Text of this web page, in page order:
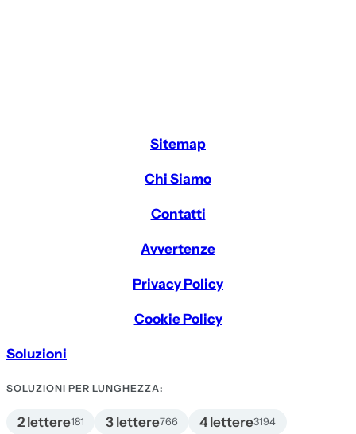
Sitemap
Chi Siamo
Contatti
Avvertenze
Privacy Policy
Cookie Policy
Soluzioni
SOLUZIONI PER LUNGHEZZA:
2 lettere181 3 lettere766 4 lettere3194